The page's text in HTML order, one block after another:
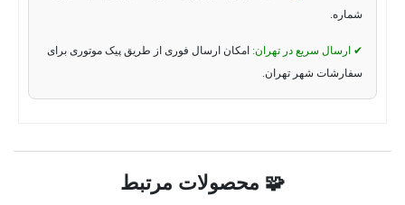
شماره.
✔ ارسال سریع در تهران: امکان ارسال فوری از طریق پیک موتوری برای
سفارشات شهر تهران.
🧩 محصولات مرتبط